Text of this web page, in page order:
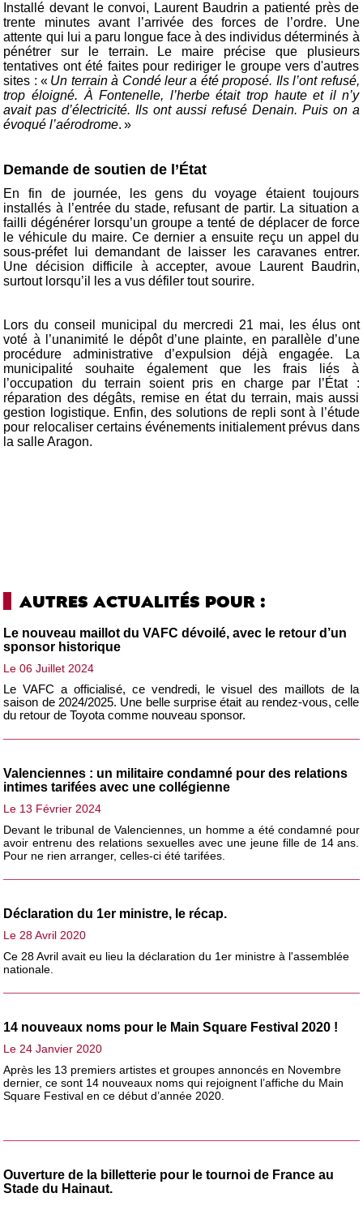
Installé devant le convoi, Laurent Baudrin a patienté près de
trente minutes avant l’arrivée des forces de l’ordre. Une
attente qui lui a paru longue face à des individus déterminés à
pénétrer sur le terrain. Le maire précise que plusieurs
tentatives ont été faites pour rediriger le groupe vers d'autres
sites : « Un terrain à Condé leur a été proposé. Ils l’ont refusé,
trop éloigné. À Fontenelle, l’herbe était trop haute et il n’y
avait pas d’électricité. Ils ont aussi refusé Denain. Puis on a
évoqué l’aérodrome. »
Demande de soutien de l’État
En fin de journée, les gens du voyage étaient toujours
installés à l’entrée du stade, refusant de partir. La situation a
failli dégénérer lorsqu’un groupe a tenté de déplacer de force
le véhicule du maire. Ce dernier a ensuite reçu un appel du
sous-préfet lui demandant de laisser les caravanes entrer.
Une décision difficile à accepter, avoue Laurent Baudrin,
surtout lorsqu’il les a vus défiler tout sourire.
Lors du conseil municipal du mercredi 21 mai, les élus ont
voté à l’unanimité le dépôt d’une plainte, en parallèle d’une
procédure administrative d’expulsion déjà engagée. La
municipalité souhaite également que les frais liés à
l’occupation du terrain soient pris en charge par l’État :
réparation des dégâts, remise en état du terrain, mais aussi
gestion logistique. Enfin, des solutions de repli sont à l’étude
pour relocaliser certains événements initialement prévus dans
la salle Aragon.
AUTRES ACTUALITÉS POUR :
Le nouveau maillot du VAFC dévoilé, avec le retour d’un
sponsor historique
Le 06 Juillet 2024
Le VAFC a officialisé, ce vendredi, le visuel des maillots de la
saison de 2024/2025. Une belle surprise était au rendez-vous, celle
du retour de Toyota comme nouveau sponsor.
Valenciennes : un militaire condamné pour des relations
intimes tarifées avec une collégienne
Le 13 Février 2024
Devant le tribunal de Valenciennes, un homme a été condamné pour
avoir entrenu des relations sexuelles avec une jeune fille de 14 ans.
Pour ne rien arranger, celles-ci été tarifées.
Déclaration du 1er ministre, le récap.
Le 28 Avril 2020
Ce 28 Avril avait eu lieu la déclaration du 1er ministre à l'assemblée
nationale.
14 nouveaux noms pour le Main Square Festival 2020 !
Le 24 Janvier 2020
Après les 13 premiers artistes et groupes annoncés en Novembre
dernier, ce sont 14 nouveaux noms qui rejoignent l’affiche du Main
Square Festival en ce début d’année 2020.
Ouverture de la billetterie pour le tournoi de France au
Stade du Hainaut.